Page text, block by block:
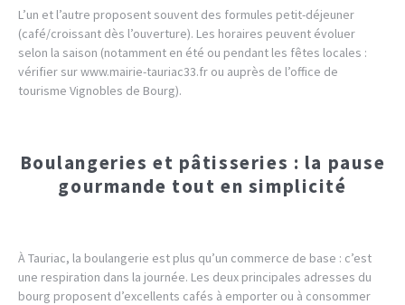
L’un et l’autre proposent souvent des formules petit-déjeuner
(café/croissant dès l’ouverture). Les horaires peuvent évoluer
selon la saison (notamment en été ou pendant les fêtes locales :
vérifier sur www.mairie-tauriac33.fr ou auprès de l’office de
tourisme Vignobles de Bourg).
Boulangeries et pâtisseries : la pause
gourmande tout en simplicité
À Tauriac, la boulangerie est plus qu’un commerce de base : c’est
une respiration dans la journée. Les deux principales adresses du
bourg proposent d’excellents cafés à emporter ou à consommer